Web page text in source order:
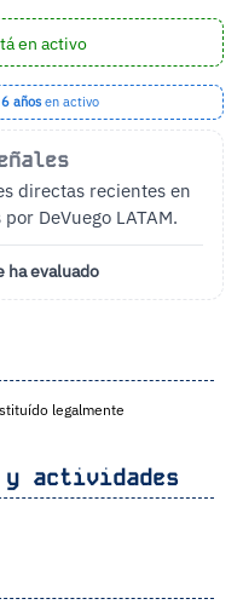
en activo
6 años en activo
directas recientes en
DeVuego LATAM.
ha evaluado
legalmente
actividades